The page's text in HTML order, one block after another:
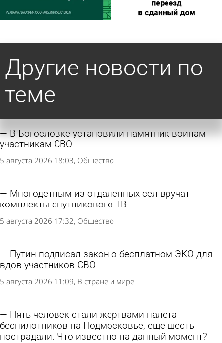
Другие новости по
теме
В Богословке установили памятник воинам -
участникам СВО
5 августа 2026 18:03 Общество
Многодетным из отдаленных сел вручат
комплекты спутникового ТВ
5 августа 2026 17:32 Общество
Путин подписал закон о бесплатном ЭКО для
вдов участников СВО
5 августа 2026 11:09 В стране и мире
Пять человек стали жертвами налета
беспилотников на Подмосковье, еще шесть
пострадали. Что известно на данный момент?